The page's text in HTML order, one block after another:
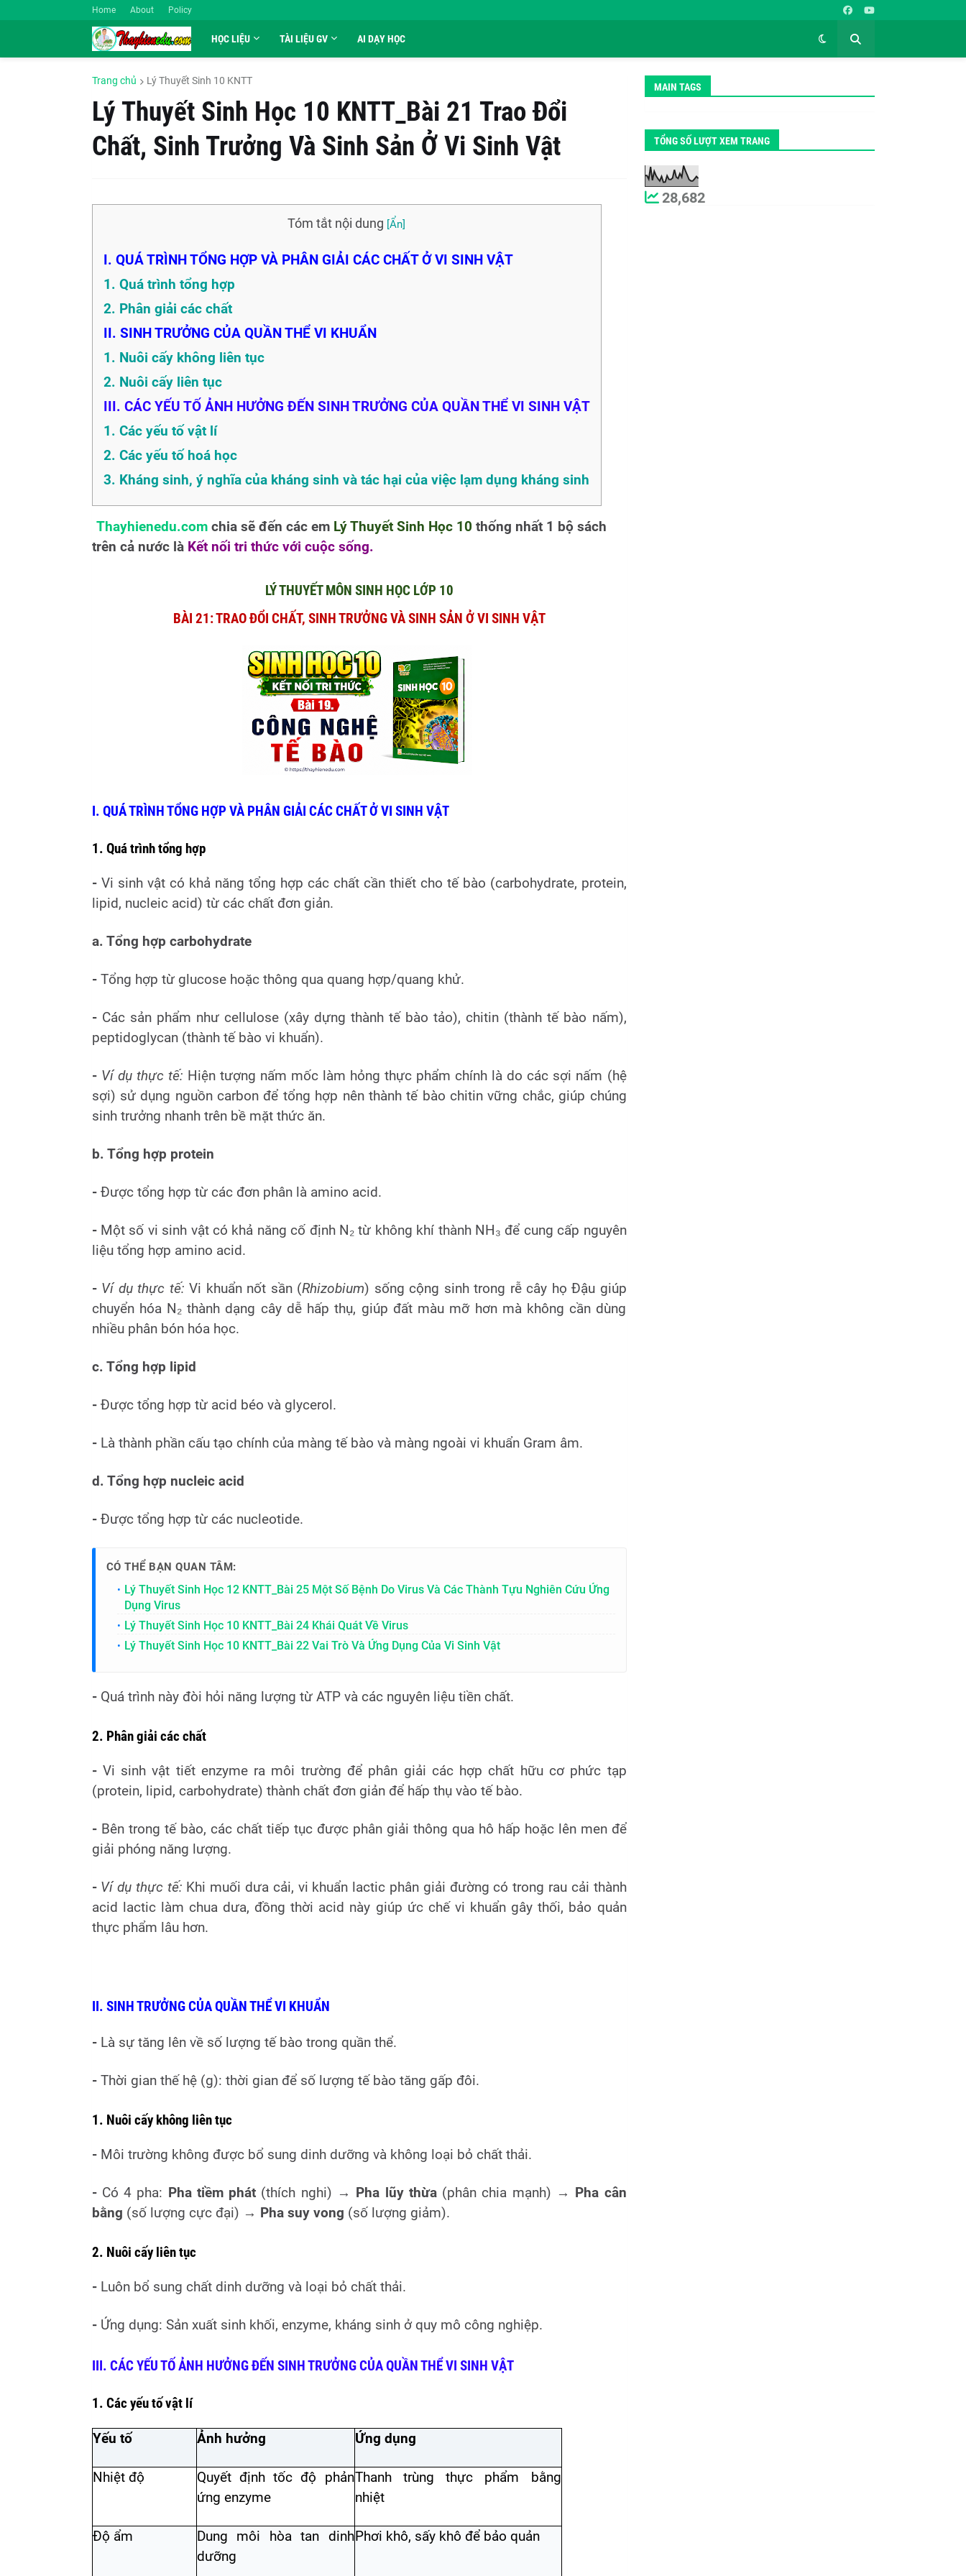
Home About Policy
HỌC LIỆU TÀI LIỆU GV AI DẠY HỌC
Trang chủ Lý Thuyết Sinh 10 KNTT
Lý Thuyết Sinh Học 10 KNTT_Bài 21 Trao Đổi
Chất, Sinh Trưởng Và Sinh Sản Ở Vi Sinh Vật
Tóm tắt nội dung
I. QUÁ TRÌNH TỔNG HỢP VÀ PHÂN GIẢI CÁC CHẤT Ở VI SINH VẬT
1. Quá trình tổng hợp
2. Phân giải các chất
II. SINH TRƯỞNG CỦA QUẦN THỂ VI KHUẨN
1. Nuôi cấy không liên tục
2. Nuôi cấy liên tục
III. CÁC YẾU TỐ ẢNH HƯỞNG ĐẾN SINH TRƯỞNG CỦA QUẦN THỂ VI SINH VẬT
1. Các yếu tố vật lí
2. Các yếu tố hoá học
3. Kháng sinh, ý nghĩa của kháng sinh và tác hại của việc lạm dụng kháng sinh
Thayhienedu.comchia sẽ đến các em Lý Thuyết Sinh Học 10 thống nhất 1 bộ sách
trên cả nước là Kết nối tri thức với cuộc sống.
LÝ THUYẾT MÔN SINH HỌC LỚP 10
BÀI 21: TRAO ĐỔI CHẤT, SINH TRƯỞNG VÀ SINH SẢN Ở VI SINH VẬT
I. QUÁ TRÌNH TỔNG HỢP VÀ PHÂN GIẢI CÁC CHẤT Ở VI SINH VẬT
1. Quá trình tổng hợp
- Vi sinh vật có khả năng tổng hợp các chất cần thiết cho tế bào (carbohydrate, protein,
lipid, nucleic acid) từ các chất đơn giản.
a. Tổng hợp carbohydrate
- Tổng hợp từ glucose hoặc thông qua quang hợp/quang khử.
- Các sản phẩm như cellulose (xây dựng thành tế bào tảo), chitin (thành tế bào nấm),
peptidoglycan (thành tế bào vi khuẩn).
- Ví dụ thực tế: Hiện tượng nấm mốc làm hỏng thực phẩm chính là do các sợi nấm (hệ
sợi) sử dụng nguồn carbon để tổng hợp nên thành tế bào chitin vững chắc, giúp chúng
sinh trưởng nhanh trên bề mặt thức ăn.
b. Tổng hợp protein
- Được tổng hợp từ các đơn phân là amino acid.
- Một số vi sinh vật có khả năng cố định N₂ từ không khí thành NH₃ để cung cấp nguyên
liệu tổng hợp amino acid.
- Ví dụ thực tế: Vi khuẩn nốt sần (Rhizobium) sống cộng sinh trong rễ cây họ Đậu giúp
chuyển hóa N₂ thành dạng cây dễ hấp thụ, giúp đất màu mỡ hơn mà không cần dùng
nhiều phân bón hóa học.
c. Tổng hợp lipid
- Được tổng hợp từ acid béo và glycerol.
- Là thành phần cấu tạo chính của màng tế bào và màng ngoài vi khuẩn Gram âm.
d. Tổng hợp nucleic acid
- Được tổng hợp từ các nucleotide.
CÓ THỂ BẠN QUAN TÂM:
Lý Thuyết Sinh Học 12 KNTT_Bài 25 Một Số Bệnh Do Virus Và Các Thành Tựu Nghiên Cứu Ứng
Dụng Virus
Lý Thuyết Sinh Học 10 KNTT_Bài 24 Khái Quát Về Virus
Lý Thuyết Sinh Học 10 KNTT_Bài 22 Vai Trò Và Ứng Dụng Của Vi Sinh Vật
- Quá trình này đòi hỏi năng lượng từ ATP và các nguyên liệu tiền chất.
2. Phân giải các chất
- Vi sinh vật tiết enzyme ra môi trường để phân giải các hợp chất hữu cơ phức tạp
(protein, lipid, carbohydrate) thành chất đơn giản để hấp thụ vào tế bào.
- Bên trong tế bào, các chất tiếp tục được phân giải thông qua hô hấp hoặc lên men để
giải phóng năng lượng.
- Ví dụ thực tế: Khi muối dưa cải, vi khuẩn lactic phân giải đường có trong rau cải thành
acid lactic làm chua dưa, đồng thời acid này giúp ức chế vi khuẩn gây thối, bảo quản
thực phẩm lâu hơn.
II. SINH TRƯỞNG CỦA QUẦN THỂ VI KHUẨN
- Là sự tăng lên về số lượng tế bào trong quần thể.
- Thời gian thế hệ (g): thời gian để số lượng tế bào tăng gấp đôi.
1. Nuôi cấy không liên tục
- Môi trường không được bổ sung dinh dưỡng và không loại bỏ chất thải.
- Có 4 pha: Pha tiềm phát (thích nghi) → Pha lũy thừa(phân chia mạnh) →
Pha cân
bằng (số lượng cực đại) → Pha suy vong (số lượng giảm).
2. Nuôi cấy liên tục
- Luôn bổ sung chất dinh dưỡng và loại bỏ chất thải.
- Ứng dụng: Sản xuất sinh khối, enzyme, kháng sinh ở quy mô công nghiệp.
III. CÁC YẾU TỐ ẢNH HƯỞNG ĐẾN SINH TRƯỞNG CỦA QUẦN THỂ VI SINH VẬT
1. Các yếu tố vật lí
Yếu tố Ảnh hưởng Ứng dụng
Nhiệt độ
Quyết định tốc độ phản
ứng enzyme
Thanh trùng thực phẩm bằng
nhiệt
Độ ẩm
Dung môi hòa tan dinh
dưỡng
Phơi khô, sấy khô để bảo quản
MAIN TAGS
TỔNG SỐ LƯỢT XEM TRANG
28,682